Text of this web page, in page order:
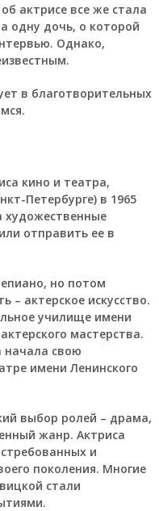
актрисе все же стала
одну дочь, о которой
Однако,
в благотворительных
кино и театра,
Петербурге) в 1965
художественные
отправить ее в
но потом
– актерское искусство.
училище имени
мастерства.
начала свою
имени Ленинского
выбор ролей – драма,
жанр. Актриса
и
поколения. Многие
стали